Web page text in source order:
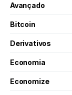
Avançado
Bitcoin
Derivativos
Economia
Economize